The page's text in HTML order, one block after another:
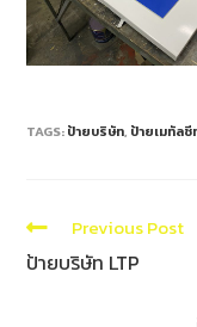
TAGS:ป้ายบริษัท, ป้ายเมทัลชี
Previous Post
ป้ายบริษัท LTP